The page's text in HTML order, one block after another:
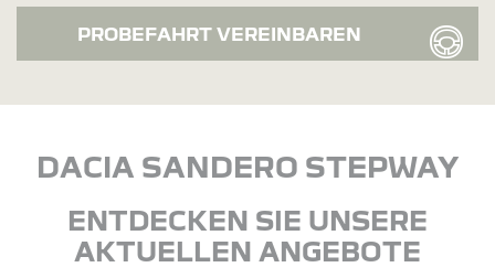
PROBEFAHRT VEREINBAREN
DACIA SANDERO STEPWAY
ENTDECKEN SIE UNSERE
AKTUELLEN ANGEBOTE